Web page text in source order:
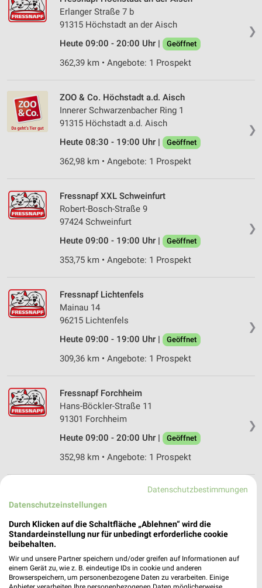
❯
Erlanger Straße 7 b
91315 Höchstadt an der Aisch
Heute 09:00 - 20:00 Uhr |
Geöffnet
362,39 km • Angebote: 1 Prospekt
❯
ZOO & Co. Höchstadt a.d. Aisch
Innerer Schwarzenbacher Ring 1
91315 Höchstadt a.d. Aisch
Heute 08:30 - 19:00 Uhr |
Geöffnet
362,98 km • Angebote: 1 Prospekt
❯
Fressnapf XXL Schweinfurt
Robert-Bosch-Straße 9
97424 Schweinfurt
Heute 09:00 - 19:00 Uhr |
Geöffnet
353,75 km • Angebote: 1 Prospekt
❯
Fressnapf Lichtenfels
Mainau 14
96215 Lichtenfels
Heute 09:00 - 19:00 Uhr |
Geöffnet
309,36 km • Angebote: 1 Prospekt
❯
Fressnapf Forchheim
Hans-Böckler-Straße 11
91301 Forchheim
Heute 09:00 - 20:00 Uhr |
Geöffnet
352,98 km • Angebote: 1 Prospekt
Niorter Straße 12
Heute 09:00 - 20:00 Uhr | Geöffnet
299,81 km • Angebote: 1 Prospekt
Datenschutzbestimmungen
Datenschutzeinstellungen
Durch Klicken auf die Schaltfläche „Ablehnen“ wird die
Standardeinstellung nur für unbedingt erforderliche cookie
beibehalten.
Wir und unsere Partner speichern und/oder greifen auf Informationen auf
einem Gerät zu, wie z. B. eindeutige IDs in cookie und anderen
Browserspeichern, um personenbezogene Daten zu verarbeiten. Einige